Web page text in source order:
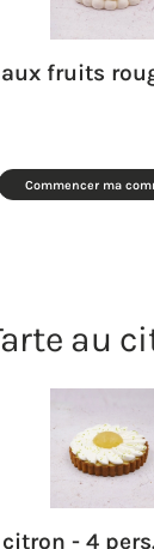
fruits
Commencer ma
au
- 4